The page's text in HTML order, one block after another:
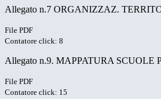
Allegato n.7 ORGANIZZAZ.
File PDF
Contatore click: 8
Allegato n.9. MAPPATURA SCUOLE
File PDF
Contatore click: 15